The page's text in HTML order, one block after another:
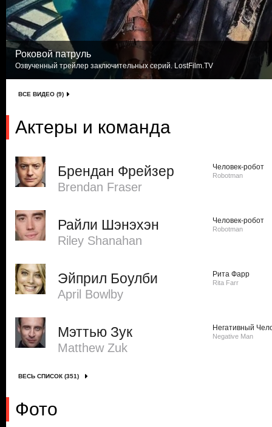
Роковой патруль
Озвученный трейлер заключительных серий. LostFilm.TV
ВСЕ ВИДЕО (9)
Актеры и команда
Брендан Фрейзер
Brendan Fraser
Человек-робот
Robotman
Райли Шэнэхэн
Riley Shanahan
Человек-робот
Robotman
Эйприл Боулби
April Bowlby
Рита Фарр
Rita Farr
Мэттью Зук
Matthew Zuk
Негативный
Negative Man
ВЕСЬ СПИСОК (351)
Фото